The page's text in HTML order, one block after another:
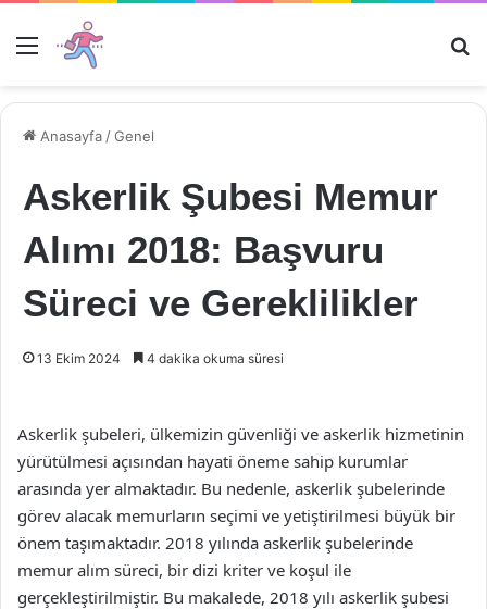
Menü
Anasayfa /Genel
Askerlik Şubesi Memur
Alımı 2018: Başvuru
Süreci ve Gereklilikler
13 Ekim 2024 4 dakika okuma süresi
Askerlik şubeleri, ülkemizin güvenliği ve askerlik hizmetinin
yürütülmesi açısından hayati öneme sahip kurumlar
arasında yer almaktadır. Bu nedenle, askerlik şubelerinde
görev alacak memurların seçimi ve yetiştirilmesi büyük bir
önem taşımaktadır. 2018 yılında askerlik şubelerinde
memur alım süreci, bir dizi kriter ve koşul ile
gerçekleştirilmiştir. Bu makalede, 2018 yılı askerlik şubesi